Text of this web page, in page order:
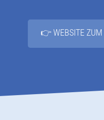
👉 WEBSITE ZUM